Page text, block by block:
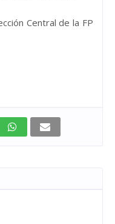
Central de la FP